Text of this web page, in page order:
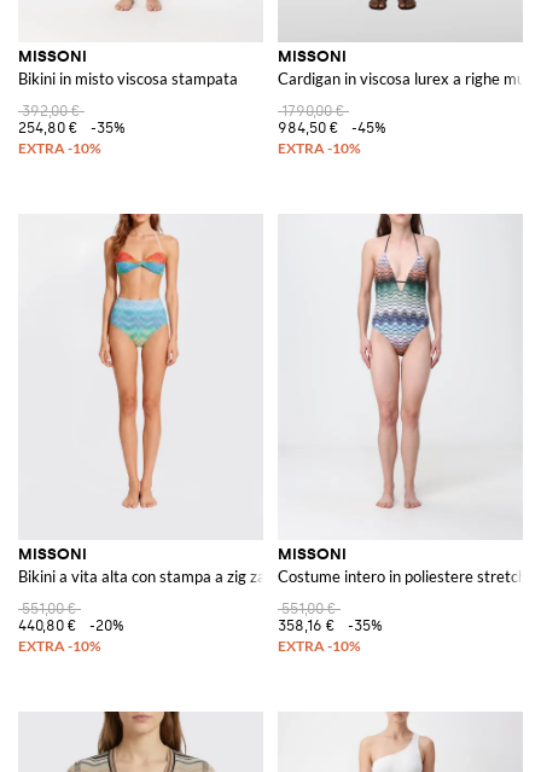
MISSONI
Bikini in misto viscosa stampata
392,00 €
254,80 €
-35%
MISSONI
Cardigan in viscosa lurex a righe
1790,00 €
984,50 €
-45%
MISSONI
Bikini a vita alta con stampa a zig zag e scollo a cuore
551,00 €
440,80 €
-20%
MISSONI
Costume intero in poliestere stretch
551,00 €
358,16 €
-35%